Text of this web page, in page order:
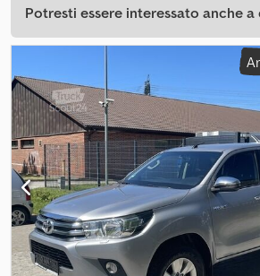
Potresti essere interessato anche a